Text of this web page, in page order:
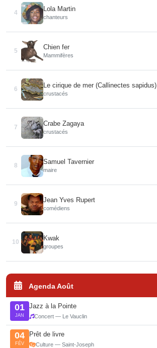
4
Lola Martin
chanteurs
5
Chien fer
Mammifères
6
Le cirique de mer (Callinectes sapidus)
crustacés
7
Crabe Zagaya
crustacés
8
Samuel Tavernier
maire
9
Jean Yves Rupert
comédiens
10
Kwak
groupes
Agenda Août
01
JAN
Jazz à la Pointe
Concert — Le Vauclin
04
FÉV
Prêt de livre
Culture — Saint-Joseph